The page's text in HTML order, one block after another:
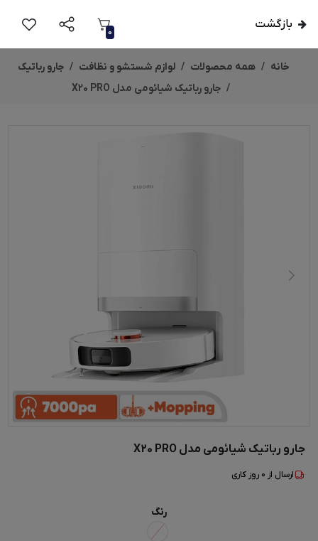
بازگشت
0
خانه همه محصولات لوازم شستشو و نظافت
جارو رباتیک
جارو رباتیک شیائومی مدل X20 PRO
جارو رباتیک شیائومی مدل X20 PRO
ارسال از 0 روز کاری
رنگ